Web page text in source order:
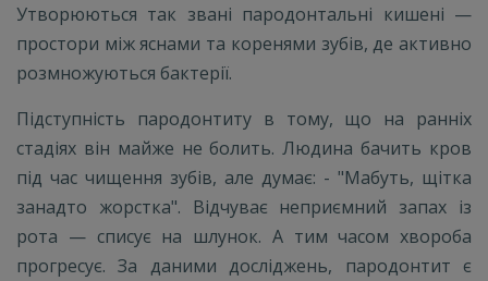
Утворюються так звані пародонтальні кишені —
простори між яснами та коренями зубів, де активно
розмножуються бактерії.
Підступність пародонтиту в тому, що на ранніх
стадіях він майже не болить. Людина бачить кров
під час чищення зубів, але думає: - "Мабуть, щітка
занадто жорстка". Відчуває неприємний запах із
рота — списує на шлунок. А тим часом хвороба
прогресує. За даними досліджень, пародонтит є